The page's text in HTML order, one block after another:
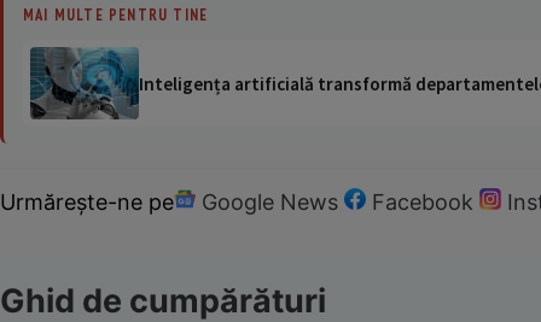
MAI MULTE PENTRU TINE
Inteligența artificială transformă
Urmărește-ne pe Google News Facebook
Ghid de cumpărături